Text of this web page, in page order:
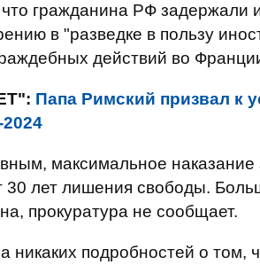
гражданина РФ задержали
в "разведке в пользу
действий во
Папа Римский призвал к
максимальное
30 лет лишения свободы.
прокуратура не сообщает.
никаких подробностей о том,